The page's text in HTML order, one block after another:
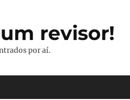
revisor!
por aí.